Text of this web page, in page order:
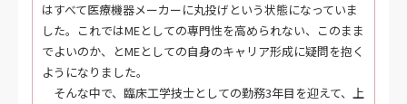
はすべて医療機器メーカーに丸投げという状態になっていま
した。これではMEとしての専門性を高められない、このまま
でよいのか、とMEとしての自身のキャリア形成に疑問を抱く
ようになりました。
そんな中で、臨床工学技士としての勤務3年目を迎えて、上